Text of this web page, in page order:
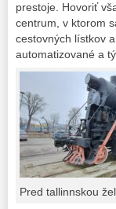
prestoje. Hovoriť
centrum, v ktorom
cestovných lístkov
automatizované a
Pred tallinnskou